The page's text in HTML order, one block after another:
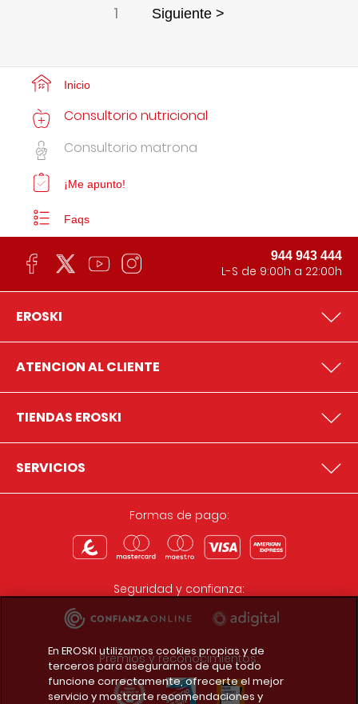
1 Siguiente >
Inicio
Consultorio nutricional
Consultorio matrona
¡Me apunto!
Faqs
944 943 444
L-S de 9:00h a 22:00h
EROSKI
ATENCION AL CLIENTE
TIENDAS EROSKI
SERVICIOS
Formas de pago:
Seguridad y confianza:
Premios y reconocimientos:
En EROSKI utilizamos cookies propias y de
terceros para asegurarnos de que todo
funcione correctamente, ofrecerte el mejor
servicio y mostrarte recomendaciones y